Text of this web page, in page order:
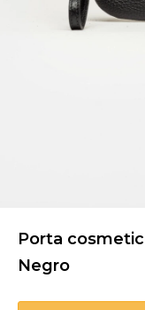
Porta
Negro